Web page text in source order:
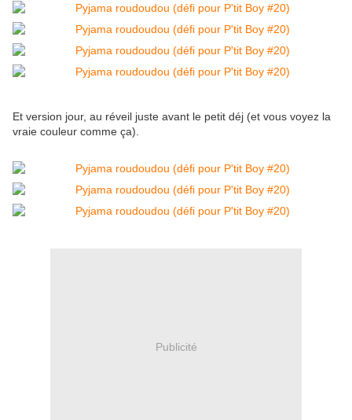
Et version jour, au réveil juste avant le petit déj (et vous voyez la
vraie couleur comme ça).
Publicité